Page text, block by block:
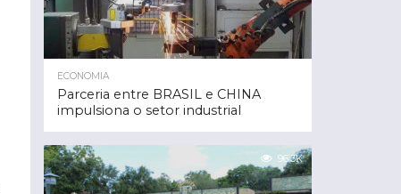
ECONOMIA
Parceria entre BRASIL e CHINA
impulsiona o setor industrial
96.3K